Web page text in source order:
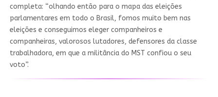
completa: “olhando então para o mapa das eleições
parlamentares em todo o Brasil, fomos muito bem nas
eleições e conseguimos eleger companheiros e
companheiras, valorosos lutadores, defensores da classe
trabalhadora, em que a militância do MST confiou o seu
voto”.